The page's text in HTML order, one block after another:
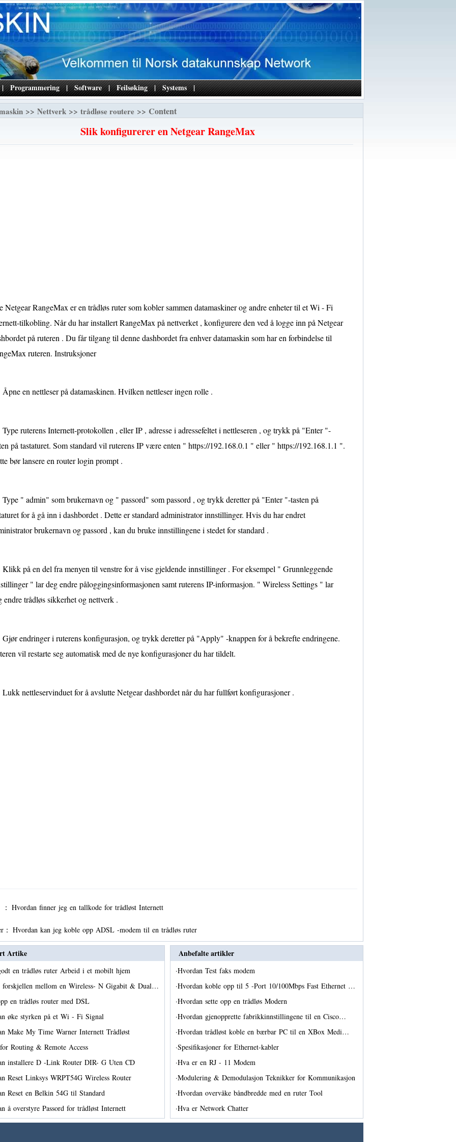
Programmering | Software | Feilsøking | Systems |
>> Nettverk >> trådløse routere >> Content
Slik konfigurerer en Netgear RangeMax
Netgear RangeMax er en trådløs ruter som kobler sammen datamaskiner og andre enheter til et Wi - Fi
tilkobling. Når du har installert RangeMax på nettverket , konfigurere den ved å logge inn på Netgear
på ruteren . Du får tilgang til denne dashbordet fra enhver datamaskin som har en forbindelse til
ruteren. Instruksjoner
Åpne en nettleser på datamaskinen. Hvilken nettleser ingen rolle .
Type ruterens Internett-protokollen , eller IP , adresse i adressefeltet i nettleseren , og trykk på "Enter "-
på tastaturet. Som standard vil ruterens IP være enten " https://192.168.0.1 " eller " https://192.168.1.1 ".
bør lansere en router login prompt .
Type " admin" som brukernavn og " passord" som passord , og trykk deretter på "Enter "-tasten på
for å gå inn i dashbordet . Dette er standard administrator innstillinger. Hvis du har endret
brukernavn og passord , kan du bruke innstillingene i stedet for standard .
Klikk på en del fra menyen til venstre for å vise gjeldende innstillinger . For eksempel " Grunnleggende
" lar deg endre påloggingsinformasjonen samt ruterens IP-informasjon. " Wireless Settings " lar
endre trådløs sikkerhet og nettverk .
Gjør endringer i ruterens konfigurasjon, og trykk deretter på "Apply" -knappen for å bekrefte endringene.
vil restarte seg automatisk med de nye konfigurasjoner du har tildelt.
Lukk nettleservinduet for å avslutte Netgear dashbordet når du har fullført konfigurasjoner .
Hvordan finner jeg en tallkode for trådløst Internett
Hvordan kan jeg koble opp ADSL -modem til en trådløs ruter
Artike
en trådløs ruter Arbeid i et mobilt hjem
forskjellen mellom en Wireless- N Gigabit & Dual…
en trådløs router med DSL
øke styrken på et Wi - Fi Signal
Make My Time Warner Internett Trådløst
Routing & Remote Access
installere D -Link Router DIR- G Uten CD
Reset Linksys WRPT54G Wireless Router
Reset en Belkin 54G til Standard
å overstyre Passord for trådløst Internett
Anbefalte artikler
·Hvordan Test faks modem
·Hvordan koble opp til 5 -Port 10/100Mbps Fast Ethernet …
·Hvordan sette opp en trådløs Modern
·Hvordan gjenopprette fabrikkinnstillingene til en Cisco…
·Hvordan trådløst koble en bærbar PC til en XBox Medi…
·Spesifikasjoner for Ethernet-kabler
·Hva er en RJ - 11 Modem
·Modulering & Demodulasjon Teknikker for Kommunikasjon
·Hvordan overvåke båndbredde med en ruter Tool
·Hva er Network Chatter